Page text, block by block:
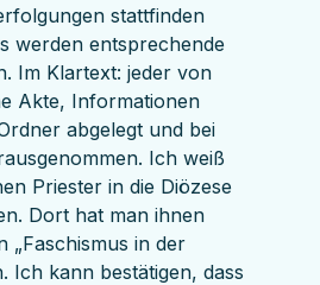
stattfinden
werden entsprechende
Im Klartext: jeder von
Akte, Informationen
abgelegt und bei
Ich weiß
Priester in die Diözese
Dort hat man ihnen
„Faschismus in der
Ich kann bestätigen, dass